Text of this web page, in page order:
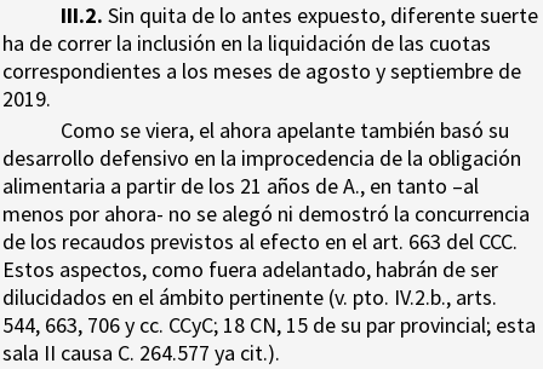
III.2. Sin quita de lo antes expuesto, diferente suerte
ha de correr la inclusión en la liquidación de las cuotas
correspondientes a los meses de agosto y septiembre de
2019.
Como se viera, el ahora apelante también basó su
desarrollo defensivo en la improcedencia de la obligación
alimentaria a partir de los 21 años de A., en tanto –al
menos por ahora- no se alegó ni demostró la concurrencia
de los recaudos previstos al efecto en el art. 663 del CCC.
Estos aspectos, como fuera adelantado, habrán de ser
dilucidados en el ámbito pertinente (v. pto. IV.2.b., arts.
544, 663, 706 y cc. CCyC; 18 CN, 15 de su par provincial; esta
sala II causa C. 264.577 ya cit.).